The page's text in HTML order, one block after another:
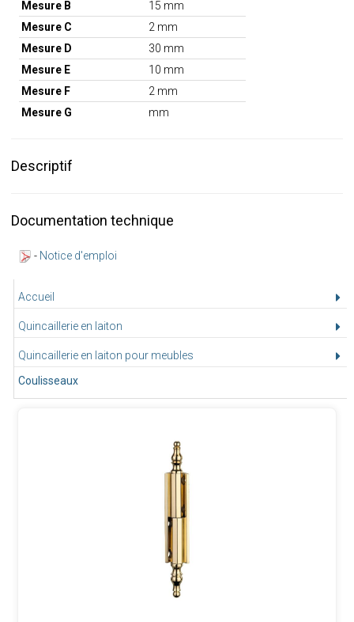
Accueil
Quincaillerie en laiton
Quincaillerie en laiton pour meubles
Coulisseaux
Mesure B
15 mm
Mesure C
2 mm
Mesure D
30 mm
Mesure E
10 mm
Mesure F
2 mm
Mesure G
mm
Descriptif
Documentation technique
- Notice d'emploi